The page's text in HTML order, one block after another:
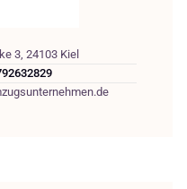
3, 24103 Kiel